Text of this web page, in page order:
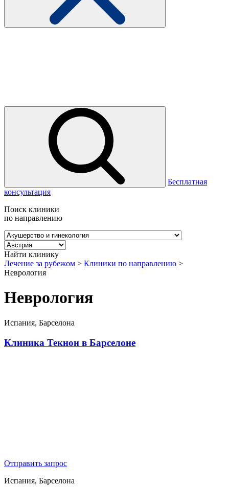
Бесплатная
консультация
Поиск клиники
по направлению
Найти клинику
Лечение за рубежом > Клиники по направлению >
Неврология
Неврология
Испания, Барселона
Клиника Текнон в Барселоне
Отправить запрос
Испания, Барселона